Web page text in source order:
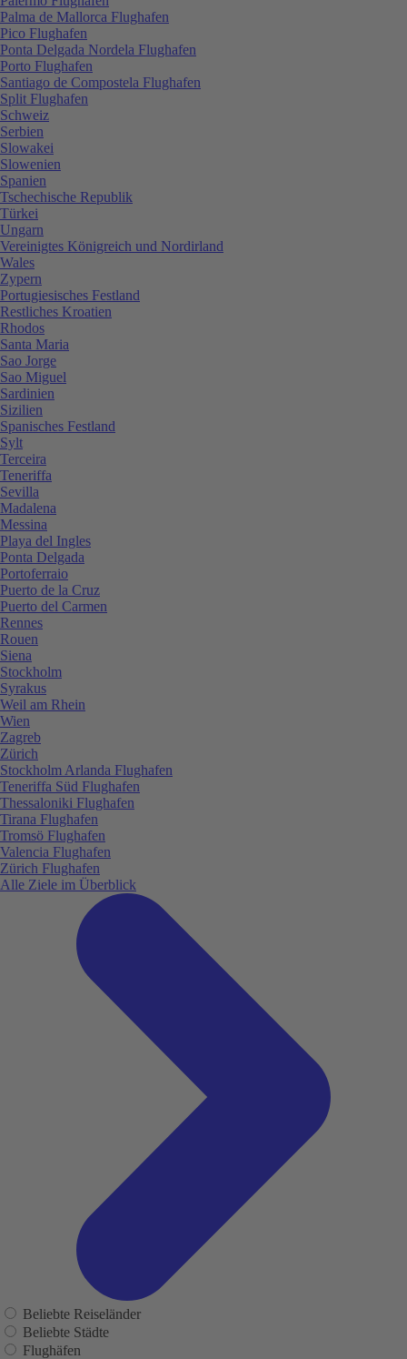
Palma de Mallorca Flughafen
Pico Flughafen
Ponta Delgada Nordela Flughafen
Porto Flughafen
Santiago de Compostela Flughafen
Split Flughafen
Schweiz
Serbien
Slowakei
Slowenien
Spanien
Tschechische Republik
Türkei
Ungarn
Vereinigtes Königreich und Nordirland
Wales
Zypern
Portugiesisches Festland
Restliches Kroatien
Rhodos
Santa Maria
Sao Jorge
Sao Miguel
Sardinien
Sizilien
Spanisches Festland
Sylt
Terceira
Teneriffa
Sevilla
Madalena
Messina
Playa del Ingles
Ponta Delgada
Portoferraio
Puerto de la Cruz
Puerto del Carmen
Rennes
Rouen
Siena
Stockholm
Syrakus
Weil am Rhein
Wien
Zagreb
Zürich
Stockholm Arlanda Flughafen
Teneriffa Süd Flughafen
Thessaloniki Flughafen
Tirana Flughafen
Tromsö Flughafen
Valencia Flughafen
Zürich Flughafen
Alle Ziele im Überblick
Beliebte Reiseländer
Beliebte Städte
Flughäfen